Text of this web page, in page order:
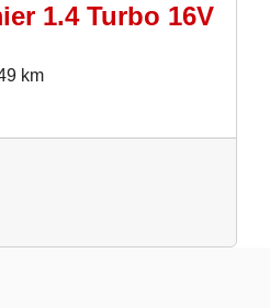
1.4 Turbo 16V
km